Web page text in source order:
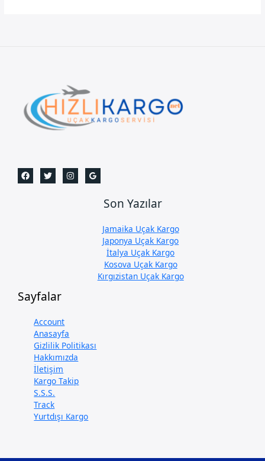
Son Yazılar
Jamaika Uçak Kargo
Japonya Uçak Kargo
İtalya Uçak Kargo
Kosova Uçak Kargo
Kırgızistan Uçak Kargo
Sayfalar
Account
Anasayfa
Gizlilik Politikası
Hakkımızda
İletişim
Kargo Takip
S.S.S.
Track
Yurtdışı Kargo